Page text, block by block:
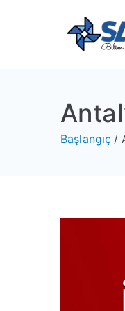
Başlangıç